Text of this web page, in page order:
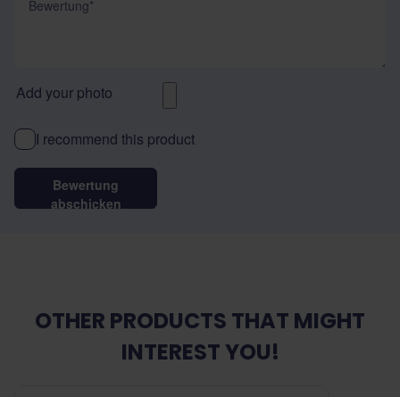
Add your photo
I recommend this product
Bewertung
abschicken
OTHER PRODUCTS THAT MIGHT
INTEREST YOU!